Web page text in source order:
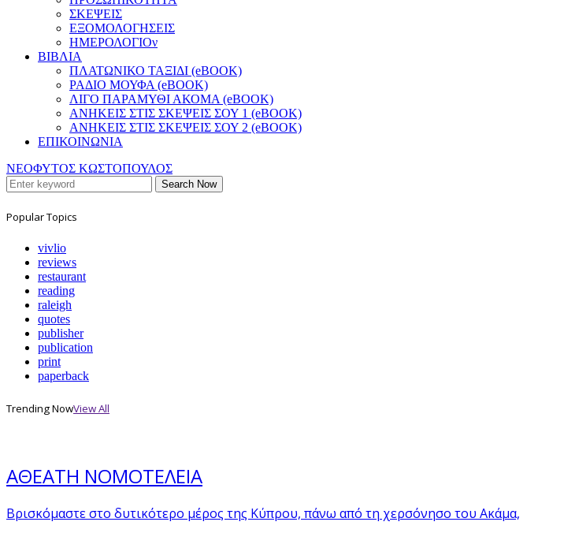
ΣΚΕΨΕΙΣ
ΕΞΟΜΟΛΟΓΗΣΕΙΣ
ΗΜΕΡΟΛΟΓΙΟν
ΒΙΒΛΙΑ
ΠΛΑΤΩΝΙΚΟ ΤΑΞΙΔΙ (eBOOK)
ΡΑΔΙΟ ΜΟΥΦΑ (eBOOK)
ΛΙΓΟ ΠΑΡΑΜΥΘΙ ΑΚΟΜΑ (eBOOK)
ΑΝΗΚΕΙΣ ΣΤΙΣ ΣΚΕΨΕΙΣ ΣΟΥ 1 (eBOOK)
ΑΝΗΚΕΙΣ ΣΤΙΣ ΣΚΕΨΕΙΣ ΣΟΥ 2 (eBOOK)
ΕΠΙΚΟΙΝΩΝΙΑ
ΝΕΟΦΥΤΟΣ ΚΩΣΤΟΠΟΥΛΟΣ
Search Now
Popular Topics
vivlio
reviews
restaurant
reading
raleigh
quotes
publisher
publication
print
paperback
Trending NowView All
ΑΘΕΑΤΗ ΝΟΜΟΤΕΛΕΙΑ
Βρισκόμαστε στο δυτικότερο μέρος της Κύπρου, πάνω από τη χερσόνησο του Ακάμα,